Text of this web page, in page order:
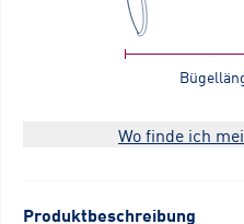
Wo finde ich
Produktbeschreibung